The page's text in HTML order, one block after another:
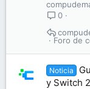
0
Foro de
Noticia
y Switch